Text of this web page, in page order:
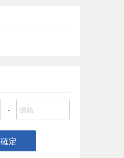
-
確定